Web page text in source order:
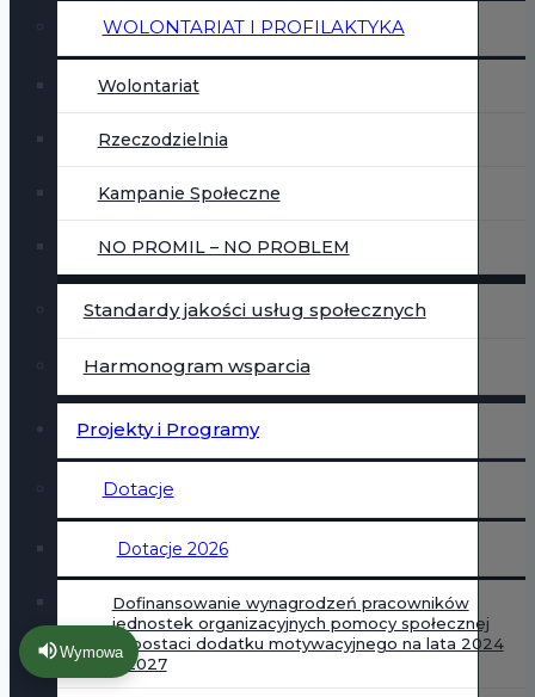
WOLONTARIAT I PROFILAKTYKA
Wolontariat
Rzeczodzielnia
Kampanie Społeczne
NO PROMIL – NO PROBLEM
Standardy jakości usług społecznych
Harmonogram wsparcia
Projekty i Programy
Dotacje
Dotacje 2026
Dofinansowanie wynagrodzeń pracowników
jednostek organizacyjnych pomocy społecznej
w postaci dodatku motywacyjnego na lata 2024
– 2027
Wymowa